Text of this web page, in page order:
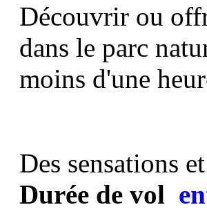
Découvrir ou
dans le parc
moins d'une
Des sensations
Durée de vol